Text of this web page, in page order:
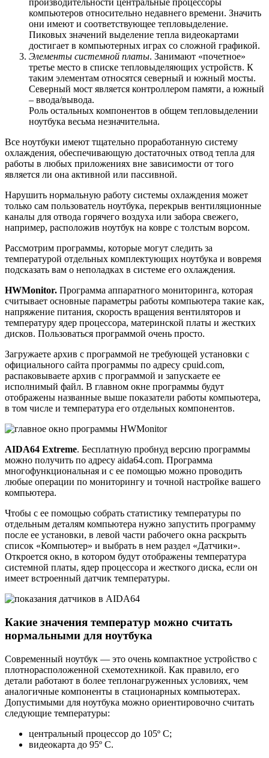
производительности центральные процессоры
компьютеров относительно недавнего времени. Значить
они имеют и соответствующее тепловыделение.
Пиковых значений выделение тепла видеокартами
достигает в компьютерных играх со сложной графикой.
Элементы системной платы. Занимают «почетное»
третье место в списке тепловыделяющих устройств. К
таким элементам относятся северный и южный мосты.
Северный мост является контроллером памяти, а южный
– ввода/вывода.
Роль остальных компонентов в общем тепловыделении
ноутбука весьма незначительна.
Все ноутбуки имеют тщательно проработанную систему
охлаждения, обеспечивающую достаточных отвод тепла для
работы в любых приложениях вне зависимости от того
является ли она активной или пассивной.
Нарушить нормальную работу системы охлаждения может
только сам пользователь ноутбука, перекрыв вентиляционные
каналы для отвода горячего воздуха или забора свежего,
например, расположив ноутбук на ковре с толстым ворсом.
Рассмотрим программы, которые могут следить за
температурой отдельных комплектующих ноутбука и вовремя
подсказать вам о неполадках в системе его охлаждения.
HWMonitor. Программа аппаратного мониторинга, которая
считывает основные параметры работы компьютера такие как,
напряжение питания, скорость вращения вентиляторов и
температуру ядер процессора, материнской платы и жестких
дисков. Пользоваться программой очень просто.
Загружаете архив с программой не требующей установки с
официального сайта программы по адресу cpuid.com,
распаковываете архив с программой и запускаете ее
исполнимый файл. В главном окне программы будут
отображены названные выше показатели работы компьютера,
в том числе и температура его отдельных компонентов.
AIDA64 Extreme. Бесплатную пробнуд версию программы
можно получить по адресу aida64.com. Программа
многофункциональная и с ее помощью можно проводить
любые операции по мониторингу и точной настройке вашего
компьютера.
Чтобы с ее помощью собрать статистику температуры по
отдельным деталям компьютера нужно запустить программу
после ее установки, в левой части рабочего окна раскрыть
список «Компьютер» и выбрать в нем раздел «Датчики».
Откроется окно, в котором будут отображены температура
системной платы, ядер процессора и жесткого диска, если он
имеет встроенный датчик температуры.
Какие значения температур можно считать
нормальными для ноутбука
Современный ноутбук — это очень компактное устройство с
плотнорасположенной схемотехникой. Как правило, его
детали работают в более теплонагруженных условиях, чем
аналогичные компоненты в стационарных компьютерах.
Допустимыми для ноутбука можно ориентировочно считать
следующие температуры:
центральный процессор до 105º C;
видеокарта до 95º C.